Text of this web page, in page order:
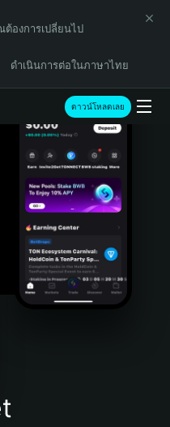
องการเปลี่ยนไป
ดำเนินการต่อในภาษาไทย
ดาวน์โหลดเลย